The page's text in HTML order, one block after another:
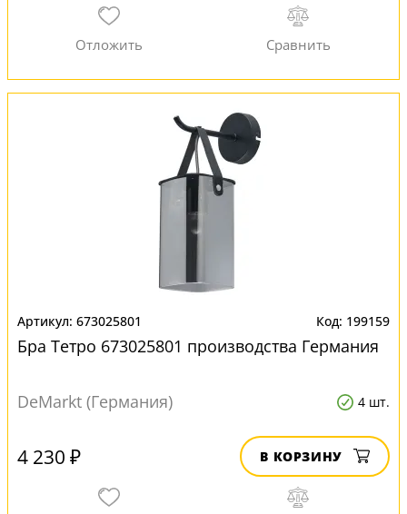
673025801 199159
Бра Тетро 673025801 производства Германия
DeMarkt (Германия) 4 шт.
4 230 ₽ В КОРЗИНУ